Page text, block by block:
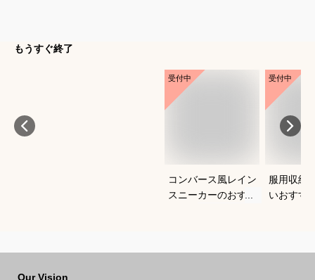
もうすぐ終了
受付中
コンバース風レイン
スニーカーのおすす
受付中
服用収納
いおすす
Our Vision